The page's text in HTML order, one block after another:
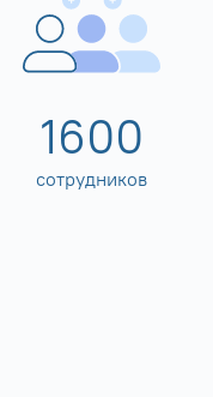
1600
сотрудников